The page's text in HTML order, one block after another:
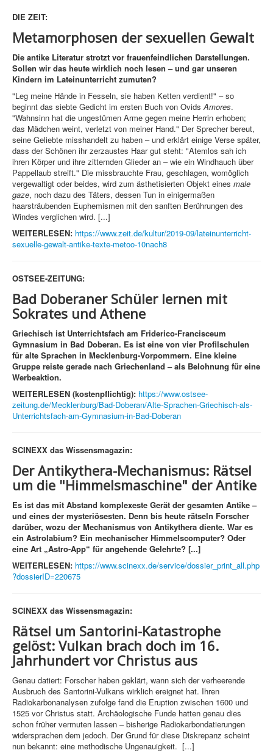
DIE ZEIT:
Metamorphosen der sexuellen Gewalt
Die antike Literatur strotzt vor frauenfeindlichen Darstellungen.
Sollen wir das heute wirklich noch lesen – und gar unseren
Kindern im Lateinunterricht zumuten?
"Leg meine Hände in Fesseln, sie haben Ketten verdient!" – so
beginnt das siebte Gedicht im ersten Buch von OvidsAmores.
"Wahnsinn hat die ungestümen Arme gegen meine Herrin erhoben;
das Mädchen weint, verletzt von meiner Hand." Der Sprecher bereut,
seine Geliebte misshandelt zu haben – und erklärt einige Verse später,
dass der Schönen ihr zerzaustes Haar gut steht: "Atemlos sah ich
ihren Körper und ihre zitternden Glieder an – wie ein Windhauch über
Pappellaub streift." Die missbrauchte Frau, geschlagen, womöglich
vergewaltigt oder beides, wird zum ästhetisierten Objekt eines male
gaze, noch dazu des Täters, dessen Tun in einigermaßen
haarsträubenden Euphemismen mit den sanften Berührungen des
Windes verglichen wird. [...]
WEITERLESEN: https://www.zeit.de/kultur/2019-09/lateinunterricht-
sexuelle-gewalt-antike-texte-metoo-10nach8
OSTSEE-ZEITUNG:
Bad Doberaner Schüler lernen mit
Sokrates und Athene
Griechisch ist Unterrichtsfach am Friderico-Francisceum
Gymnasium in Bad Doberan. Es ist eine von vier Profilschulen
für alte Sprachen in Mecklenburg-Vorpommern. Eine kleine
Gruppe reiste gerade nach Griechenland – als Belohnung für eine
Werbeaktion.
WEITERLESEN (kostenpflichtig): https://www.ostsee-
zeitung.de/Mecklenburg/Bad-Doberan/Alte-Sprachen-Griechisch-als-
Unterrichtsfach-am-Gymnasium-in-Bad-Doberan
SCINEXX das Wissensmagazin:
Der Antikythera-Mechanismus: Rätsel
um die "Himmelsmaschine" der Antike
Es ist das mit Abstand komplexeste Gerät der gesamten Antike –
und eines der mysteriösesten. Denn bis heute rätseln Forscher
darüber, wozu der Mechanismus von Antikythera diente. War es
ein Astrolabium? Ein mechanischer Himmelscomputer? Oder
eine Art „Astro-App“ für angehende Gelehrte? [...]
WEITERLESEN: https://www.scinexx.de/service/dossier_print_all.php
?dossierID=220675
SCINEXX das Wissensmagazin:
Rätsel um Santorini-Katastrophe
gelöst: Vulkan brach doch im 16.
Jahrhundert vor Christus aus
Genau datiert: Forscher haben geklärt, wann sich der verheerende
Ausbruch des Santorini-Vulkans wirklich ereignet hat. Ihren
Radiokarbonanalysen zufolge fand die Eruption zwischen 1600 und
1525 vor Christus statt. Archäologische Funde hatten genau dies
schon früher vermuten lassen – bisherige Radiokarbondatierungen
widersprachen dem jedoch. Der Grund für diese Diskrepanz scheint
nun bekannt: eine methodische Ungenauigkeit. [...]